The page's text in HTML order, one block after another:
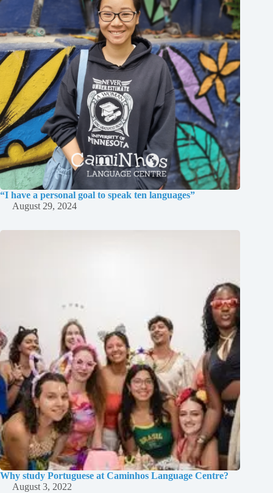
“I have a personal goal to speak ten languages”
August 29, 2024
Why study Portuguese at Caminhos Language Centre?
August 3, 2022